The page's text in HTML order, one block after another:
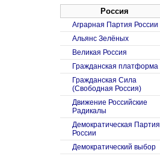
Россия
Аграрная Партия России
Альянс Зелёных
Великая Россия
Гражданская платформа
Гражданская Сила
(Свободная Россия)
Движение Российские
Радикалы
Демократическая Партия
России
Демократический выбор